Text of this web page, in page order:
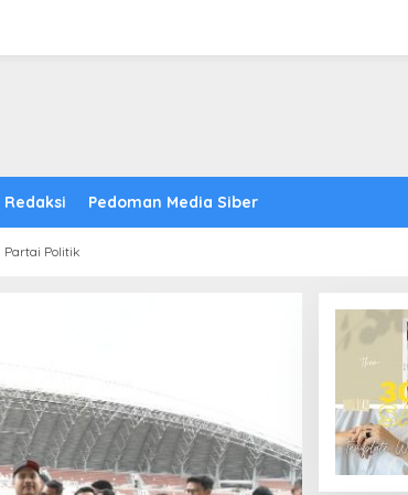
Redaksi Pedoman Media Siber
Partai Politik